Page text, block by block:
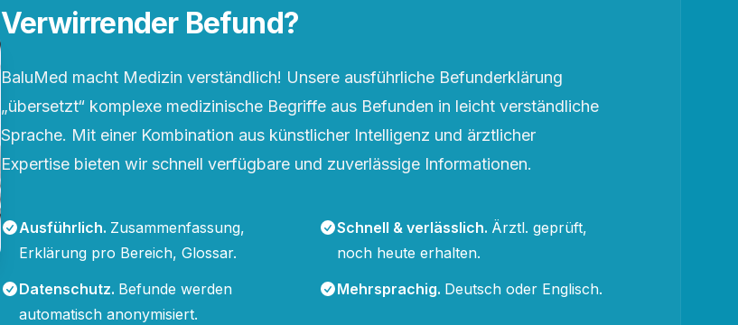
Verwirrender Befund?
BaluMed macht Medizin verständlich! Unsere ausführliche Befunderklärung
„übersetzt“ komplexe medizinische Begriffe aus Befunden in leicht verständliche
Sprache. Mit einer Kombination aus künstlicher Intelligenz und ärztlicher
Expertise bieten wir schnell verfügbare und zuverlässige Informationen.
Ausführlich. Zusammenfassung,
Erklärung pro Bereich, Glossar.
Schnell & verlässlich. Ärztl. geprüft,
noch heute erhalten.
Datenschutz. Befunde werden
automatisch anonymisiert.
Mehrsprachig. Deutsch oder Englisch.